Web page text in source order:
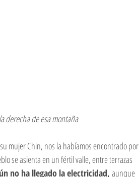
derecha de esa montaña
mujer Chin, nos la habíamos encontrado por
se asienta en un fértil valle, entre terrazas
no ha llegado la electricidad, aunque